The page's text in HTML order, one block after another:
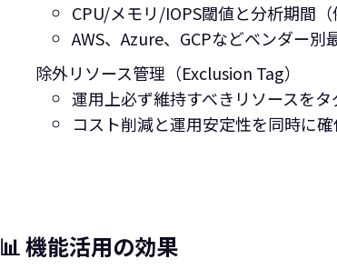
CPU/メモリ/IOPS閾値と分析期間
AWS、Azure、GCPなどベンダー
除外リソース管理（Exclusion Tag）
運用上必ず維持すべきリソースを
コスト削減と運用安定性を同時に確
📊 機能活用の効果